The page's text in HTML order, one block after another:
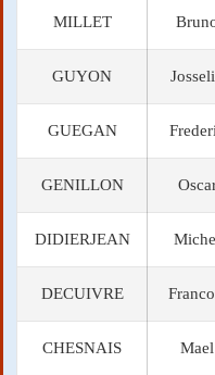
MILLET
GUYON
GUEGAN
GENILLON
DIDIERJEAN
DECUIVRE
CHESNAIS Mael